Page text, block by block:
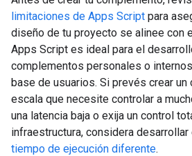
limitaciones de Apps Script para
diseño de tu proyecto se alinee con
Apps Script es ideal para el
complementos personales o
base de usuarios. Si prevés crear un
escala que necesite controlar a
una latencia baja o exija un control
infraestructura, considera desarrollar
tiempo de ejecución diferente.